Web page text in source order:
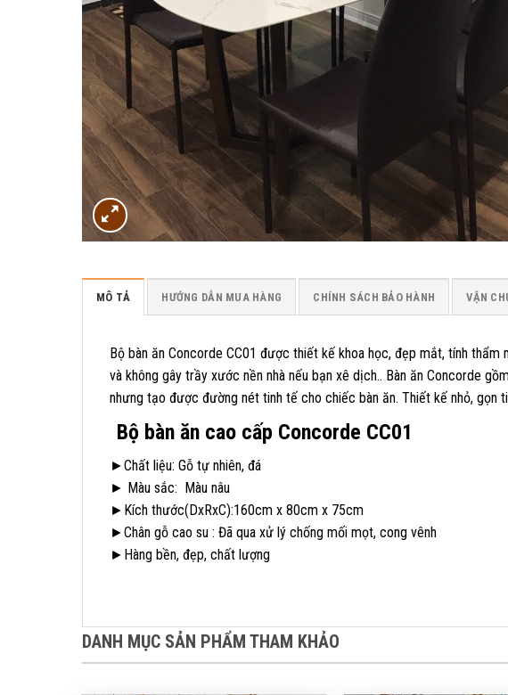
MÔ TẢ HƯỚNG DẪN MUA HÀNG CHÍNH SÁCH BẢO HÀNH VẬN
Bộ bàn ăn Concorde CC01 được thiết kế khoa học, đẹp mắt, tính
và không gây trầy xước nền nhà nếu bạn xê dịch.. Bàn ăn Concorde
nhưng tạo được đường nét tinh tế cho chiếc bàn ăn. Thiết kế nhỏ, gọn
Bộ bàn ăn cao cấp Concorde CC01
►Chất liệu: Gỗ tự nhiên, đá
► Màu sắc: Màu nâu
►Kích thước(DxRxC):160cm x 80cm x 75cm
►Chân gỗ cao su : Đã qua xử lý chống mối mọt, cong vênh
►Hàng bền, đẹp, chất lượng
DANH MỤC SẢN PHẨM THAM KHẢO